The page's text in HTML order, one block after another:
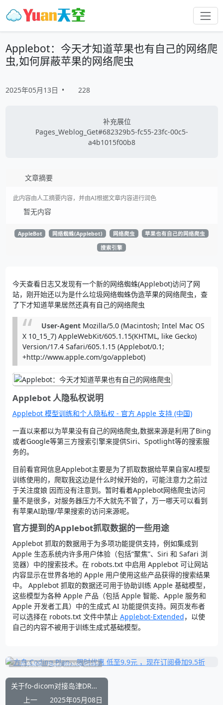
Applebot：今天才知道苹果也有自己的网络爬
虫,如何屏蔽苹果的网络爬虫
2025年05月13日 • 228
补充展位
Pages_Weblog_Get#682329b5-fc55-23fc-00c5-
a4b1015f00b8
文章摘要
此内容由人工摘要内容，并由AI根据文章内容进行润色
暂无内容
AppleBot 网络蜘蛛(Applebot) 网络爬虫
苹果也有自己的网络爬虫
搜索引擎
今天查看日志又发现有一个新的网络蜘蛛(Applebot)访问了网
站，刚开始还以为是什么垃圾网络蜘蛛伪造苹果的网络爬虫，查
了下才知道苹果居然还真有自己的网络爬虫
User-AgentMozilla/5.0 (Macintosh; Intel Mac OS
X 10_15_7) AppleWebKit/605.1.15(KHTML, like Gecko)
Version/17.4 Safari/605.1.15 (Applebot/0.1;
+http://www.apple.com/go/applebot)
Applebot 人隐私权说明
Applebot 模型训练和个人隐私权 - 官方 Apple 支持 (中国)
一直以来都以为苹果没有自己的网络爬虫,数据来源是利用了Bing
或者Google等第三方搜索引擎来提供Siri、Spotlight等的搜索服
务的。
目前看官网信息Applebot主要是为了抓取数据给苹果自家AI模型
训练使用的，爬取我这边是什么时候开始的，可能注意力之前过
于关注度娘 因而没有注意到。暂时看着Applebot网络爬虫访问
量不是很多，对服务器压力不大就先不管了，万一哪天可以看到
有苹果AI助理/苹果搜索的访问来源呢。
官方提到的Applebot抓取数据的一些用途
Applebot 抓取的数据用于为多项功能提供支持，例如集成到
Apple 生态系统内许多用户体验（包括“聚焦”、Siri 和 Safari 浏
览器）中的搜索技术。在 robots.txt 中启用 Applebot 可让网站
内容显示在世界各地的 Apple 用户使用这些产品获得的搜索结果
中。 Applebot 抓取的数据还可用于协助训练 Apple 基础模型，
这些模型为各种 Apple 产品（包括 Apple 智能、Apple 服务和
Apple 开发者工具）中的生成式 AI 功能提供支持。网页发布者
可以选择在 robots.txt 文件中禁止 Applebot-Extended，以使
自己的内容不被用于训练生成式基础模型。
补充展位 Pages_Weblog_Get#0
关于fo-dicom对接岛津DR设备DICOM胶片打印PresentationLUT不支持
上一
2025年05月08日